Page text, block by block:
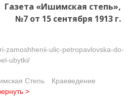
Газета «Ишимская степь»,
№7 от 15 сентября 1913 г.
zamoshhenii-ulic-petropavlovska-do-
ubytki/
Степь
Краеведение
>